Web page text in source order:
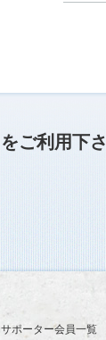
がさ
承の
伴う
らせ
ユー
をご利用下
サポーター会員一覧